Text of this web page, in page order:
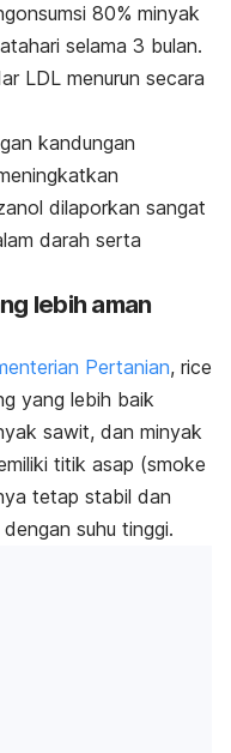
80% minyak
selama 3 bulan.
LDL menurun secara
kandungan
dilaporkan sangat
darah serta
lebih aman
Pertanian, rice
yang lebih baik
sawit, dan minyak
titik asap (smoke
tetap stabil dan
suhu tinggi.